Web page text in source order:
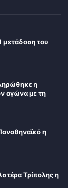
μετάδοση του
η
αγώνα με τη
η
Τρίπολης η